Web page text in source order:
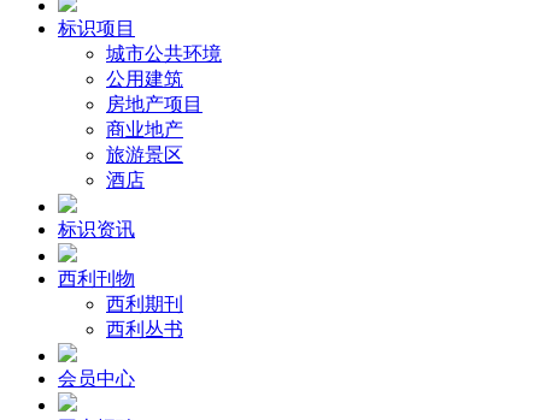
标识项目
城市公共环境
公用建筑
房地产项目
商业地产
旅游景区
酒店
标识资讯
西利刊物
西利期刊
西利丛书
会员中心